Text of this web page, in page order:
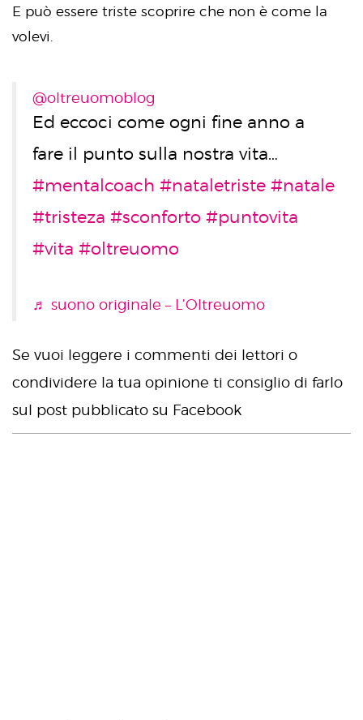
E può essere triste scoprire che non è come la
volevi.
@oltreuomoblog
Ed eccoci come ogni fine anno a
fare il punto sulla nostra vita…
#mentalcoach #nataletriste #natale
#tristeza #sconforto #puntovita
#vita #oltreuomo
♬ suono originale – L’Oltreuomo
Se vuoi leggere i commenti dei lettori o
condividere la tua opinione ti consiglio di farlo
sul post pubblicato su Facebook